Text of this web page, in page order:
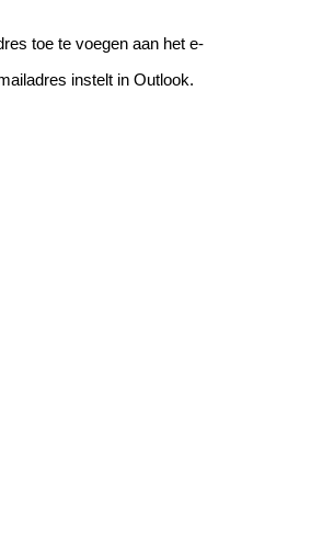
toe te voegen aan het e-
instelt in Outlook.